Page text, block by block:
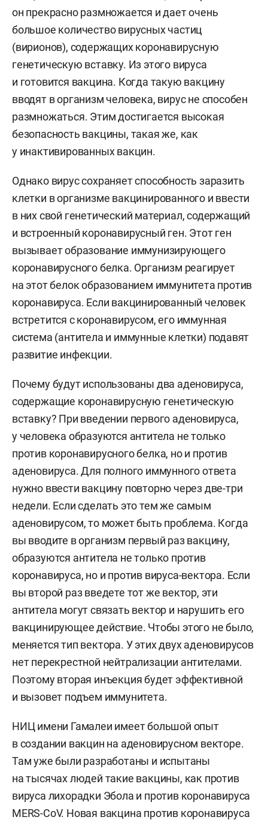
он прекрасно размножается и дает очень
большое количество вирусных частиц
(вирионов), содержащих коронавирусную
генетическую вставку. Из этого вируса
и готовится вакцина. Когда такую вакцину
вводят в организм человека, вирус не способен
размножаться. Этим достигается высокая
безопасность вакцины, такая же, как
у инактивированных вакцин.
Однако вирус сохраняет способность заразить
клетки в организме вакцинированного и ввести
в них свой генетический материал, содержащий
и встроенный коронавирусный ген. Этот ген
вызывает образование иммунизирующего
коронавирусного белка. Организм реагирует
на этот белок образованием иммунитета против
коронавируса. Если вакцинированный человек
встретится с коронавирусом, его иммунная
система (антитела и иммунные клетки) подавят
развитие инфекции.
Почему будут использованы два аденовируса,
содержащие коронавирусную генетическую
вставку? При введении первого аденовируса,
у человека образуются антитела не только
против коронавирусного белка, но и против
аденовируса. Для полного иммунного ответа
нужно ввести вакцину повторно через две-три
недели. Если сделать это тем же самым
аденовирусом, то может быть проблема. Когда
вы вводите в организм первый раз вакцину,
образуются антитела не только против
коронавируса, но и против вируса-вектора. Если
вы второй раз введете тот же вектор, эти
антитела могут связать вектор и нарушить его
вакцинирующее действие. Чтобы этого не было,
меняется тип вектора. У этих двух аденовирусов
нет перекрестной нейтрализации антителами.
Поэтому вторая инъекция будет эффективной
и вызовет подъем иммунитета.
НИЦ имени Гамалеи имеет большой опыт
в создании вакцин на аденовирусном векторе.
Там уже были разработаны и испытаны
на тысячах людей такие вакцины, как против
вируса лихорадки Эбола и против коронавируса
МERS-СоV. Новая вакцина против коронавируса